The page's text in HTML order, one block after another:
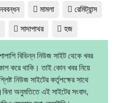
মামলা রেমিট্যান্স
সাদাপাথর হজ
বিভিন্ন নিউজ সাইট থেকে খবর
করে থাকি। তাই কোন খবর নিয়ে
নিউজ সাইটের কর্তৃপক্ষের সাথে
অনুমতিতে এই সাইটের সংবাদ,